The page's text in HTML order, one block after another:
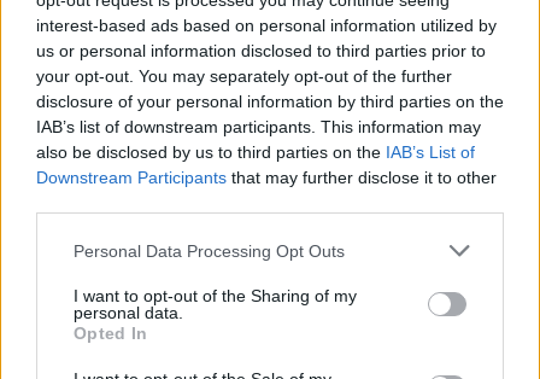
interest-based ads based on personal information utilized by
us or personal information disclosed to third parties prior to
your opt-out. You may separately opt-out of the further
disclosure of your personal information by third parties on the
IAB’s list of downstream participants. This information may
also be disclosed by us to third parties on the IAB’s List of
Downstream Participants that may further disclose it to other
Personal Data Processing Opt Outs
I want to opt-out of the Sharing of my
personal data.
Opted In
Efexor (665)
Depressie - antidepressiva overig
Ethinylestradiol / Levonorgestrel (656)
Anticonceptie - eenfase
Escitalopram (647)
Depressie - antidepressiva SSRI
Seroquel (647)
Psychose / schizofrenie - antipsychotica
Amoxicilline (646)
Antibiotica - penicillines breedspectrum
Wellbutrin XR (646)